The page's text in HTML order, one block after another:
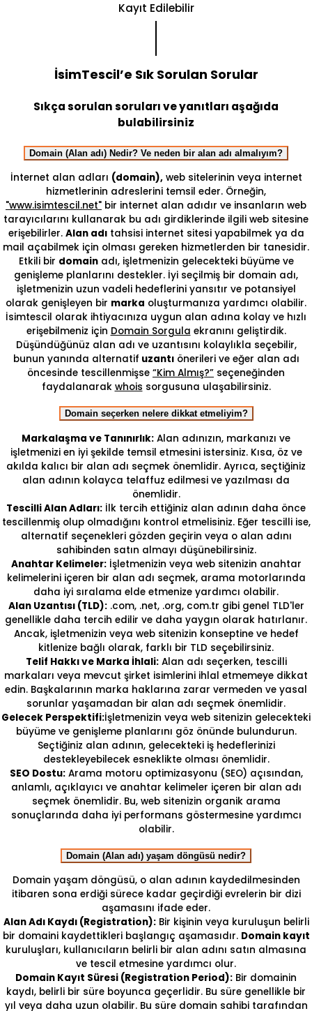
Kayıt Edilebilir
İsimTescil’e Sık Sorulan Sorular
Sıkça sorulan soruları ve yanıtları aşağıda
bulabilirsiniz
Domain (Alan adı) Nedir? Ve neden bir alan adı almalıyım?
İnternet alan adları (domain),web sitelerinin veya internet
hizmetlerinin adreslerini temsil eder. Örneğin,
"www.isimtescil.net" bir internet alan adıdır ve insanların web
tarayıcılarını kullanarak bu adı girdiklerinde ilgili web sitesine
erişebilirler. Alan adıtahsisi internet sitesi yapabilmek ya da
mail açabilmek için olması gereken hizmetlerden bir tanesidir.
Etkili bir domainadı, işletmenizin gelecekteki büyüme ve
genişleme planlarını destekler. İyi seçilmiş bir domain adı,
işletmenizin uzun vadeli hedeflerini yansıtır ve potansiyel
olarak genişleyen bir marka oluşturmanıza yardımcı olabilir.
İsimtescil olarak ihtiyacınıza uygun alan adına kolay ve hızlı
erişebilmeniz için Domain Sorgula ekranını geliştirdik.
Düşündüğünüz alan adı ve uzantısını kolaylıkla seçebilir,
bunun yanında alternatif uzantıönerileri ve eğer alan adı
öncesinde tescillenmişse “Kim Almış?” seçeneğinden
faydalanarak whois sorgusuna ulaşabilirsiniz.
Domain seçerken nelere dikkat etmeliyim?
Markalaşma ve Tanınırlık: Alan adınızın, markanızı ve
işletmenizi en iyi şekilde temsil etmesini istersiniz. Kısa, öz ve
akılda kalıcı bir alan adı seçmek önemlidir. Ayrıca, seçtiğiniz
alan adının kolayca telaffuz edilmesi ve yazılması da
önemlidir.
Tescilli Alan Adları: İlk tercih ettiğiniz alan adının daha önce
tescillenmiş olup olmadığını kontrol etmelisiniz. Eğer tescilli ise,
alternatif seçenekleri gözden geçirin veya o alan adını
sahibinden satın almayı düşünebilirsiniz.
Anahtar Kelimeler:İşletmenizin veya web sitenizin anahtar
kelimelerini içeren bir alan adı seçmek, arama motorlarında
daha iyi sıralama elde etmenize yardımcı olabilir.
Alan Uzantısı (TLD):.com, .net, .org, com.tr gibi genel TLD'ler
genellikle daha tercih edilir ve daha yaygın olarak hatırlanır.
Ancak, işletmenizin veya web sitenizin konseptine ve hedef
kitlenize bağlı olarak, farklı bir TLD seçebilirsiniz.
Telif Hakkı ve Marka İhlali:Alan adı seçerken, tescilli
markaları veya mevcut şirket isimlerini ihlal etmemeye dikkat
edin. Başkalarının marka haklarına zarar vermeden ve yasal
sorunlar yaşamadan bir alan adı seçmek önemlidir.
Gelecek Perspektifi:İşletmenizin veya web sitenizin gelecekteki
büyüme ve genişleme planlarını göz önünde bulundurun.
Seçtiğiniz alan adının, gelecekteki iş hedeflerinizi
destekleyebilecek esneklikte olması önemlidir.
SEO Dostu:Arama motoru optimizasyonu (SEO) açısından,
anlamlı, açıklayıcı ve anahtar kelimeler içeren bir alan adı
seçmek önemlidir. Bu, web sitenizin organik arama
sonuçlarında daha iyi performans göstermesine yardımcı
olabilir.
Domain (Alan adı) yaşam döngüsü nedir?
Domain yaşam döngüsü, o alan adının kaydedilmesinden
itibaren sona erdiği sürece kadar geçirdiği evrelerin bir dizi
aşamasını ifade eder.
Alan Adı Kaydı (Registration):Bir kişinin veya kuruluşun belirli
bir domaini kaydettikleri başlangıç aşamasıdır. Domain kayıt
kuruluşları, kullanıcıların belirli bir alan adını satın almasına
ve tescil etmesine yardımcı olur.
Domain Kayıt Süresi (Registration Period): Bir domainin
kaydı, belirli bir süre boyunca geçerlidir. Bu süre genellikle bir
yıl veya daha uzun olabilir. Bu süre domain sahibi tarafından